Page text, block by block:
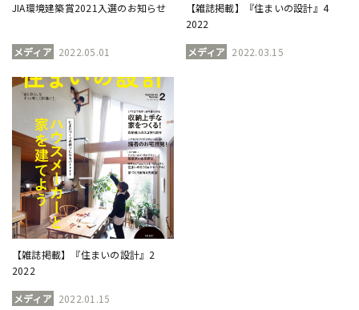
JIA環境建築賞2021入選のお知らせ
メディア 2022.05.01
【雑誌掲載】『住まいの設計』4
2022
メディア 2022.03.15
【雑誌掲載】『住まいの設計』2
2022
メディア 2022.01.15